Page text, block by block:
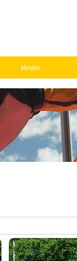
Verein
Vorstand
Agenda
Jahresmeisterschaft
Rekorde
Bestenliste, Statistik